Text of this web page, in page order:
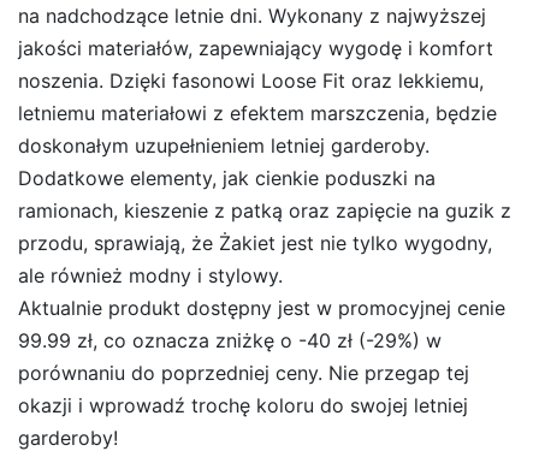
na nadchodzące letnie dni. Wykonany z najwyższej
jakości materiałów, zapewniający wygodę i komfort
noszenia. Dzięki fasonowi Loose Fit oraz lekkiemu,
letniemu materiałowi z efektem marszczenia, będzie
doskonałym uzupełnieniem letniej garderoby.
Dodatkowe elementy, jak cienkie poduszki na
ramionach, kieszenie z patką oraz zapięcie na guzik z
przodu, sprawiają, że Żakiet jest nie tylko wygodny,
ale również modny i stylowy.
Aktualnie produkt dostępny jest w promocyjnej cenie
99.99 zł, co oznacza zniżkę o -40 zł (-29%) w
porównaniu do poprzedniej ceny. Nie przegap tej
okazji i wprowadź trochę koloru do swojej letniej
garderoby!